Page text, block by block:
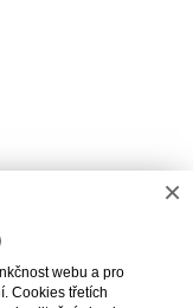
×
webu a pro
Cookies třetích